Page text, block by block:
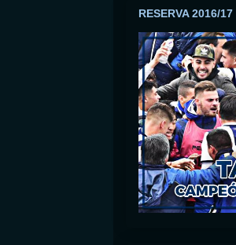
RESERVA 2016/